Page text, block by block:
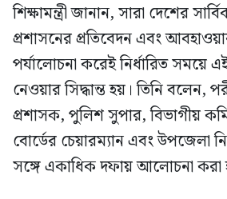
শিক্ষামন্ত্রী জানান, সারা দেশের
প্রশাসনের প্রতিবেদন এবং
পর্যালোচনা করেই নির্ধারিত সময়ে
নেওয়ার সিদ্ধান্ত হয়। তিনি বলেন,
প্রশাসক, পুলিশ সুপার, বিভাগীয়
বোর্ডের চেয়ারম্যান এবং উপজেলা
সঙ্গে একাধিক দফায় আলোচনা করা